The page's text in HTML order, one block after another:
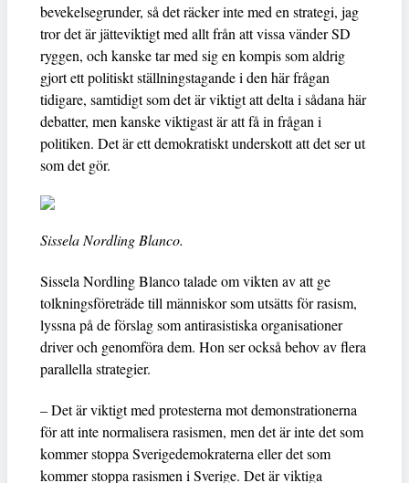
bevekelsegrunder, så det räcker inte med en strategi, jag
tror det är jätteviktigt med allt från att vissa vänder SD
ryggen, och kanske tar med sig en kompis som aldrig
gjort ett politiskt ställningstagande i den här frågan
tidigare, samtidigt som det är viktigt att delta i sådana här
debatter, men kanske viktigast är att få in frågan i
politiken. Det är ett demokratiskt underskott att det ser ut
som det gör.
Sissela Nordling Blanco.
Sissela Nordling Blanco talade om vikten av att ge
tolkningsföreträde till människor som utsätts för rasism,
lyssna på de förslag som antirasistiska organisationer
driver och genomföra dem. Hon ser också behov av flera
parallella strategier.
– Det är viktigt med protesterna mot demonstrationerna
för att inte normalisera rasismen, men det är inte det som
kommer stoppa Sverigedemokraterna eller det som
kommer stoppa rasismen i Sverige. Det är viktiga